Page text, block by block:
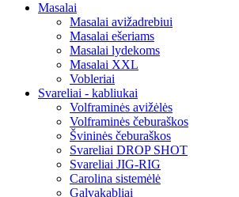
Masalai
Masalai avižadrebiui
Masalai ešeriams
Masalai lydekoms
Masalai XXL
Vobleriai
Svareliai - kabliukai
Volframinės avižėlės
Volframinės čeburaškos
Švininės čeburaškos
Svareliai DROP SHOT
Svareliai JIG-RIG
Carolina sistemėlė
Galvakabliai